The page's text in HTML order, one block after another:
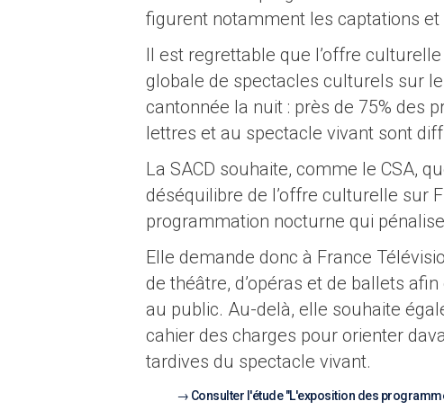
figurent notamment les captations
Il est regrettable que l’offre
globale de spectacles culturels sur
cantonnée la nuit : près de 75% des
lettres et au spectacle vivant sont
La SACD souhaite, comme le CSA,
déséquilibre de l’offre culturelle sur
programmation nocturne qui
Elle demande donc à France
de théâtre, d’opéras et de ballets
au public. Au-delà, elle souhaite
cahier des charges pour orienter
tardives du spectacle vivant.
Consulter l'étude "L'exposition des